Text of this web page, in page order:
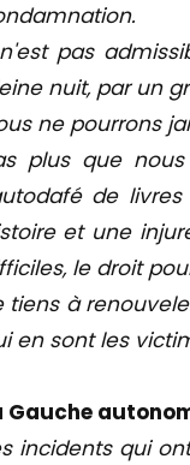
pas
nuit, par un
ne pourrons
plus que
de
et une
le droit
tiens à
en sont les
Gauche
incidents qui